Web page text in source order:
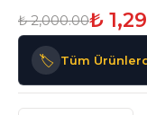
₺ 2,000.00₺
🏷️ Tüm